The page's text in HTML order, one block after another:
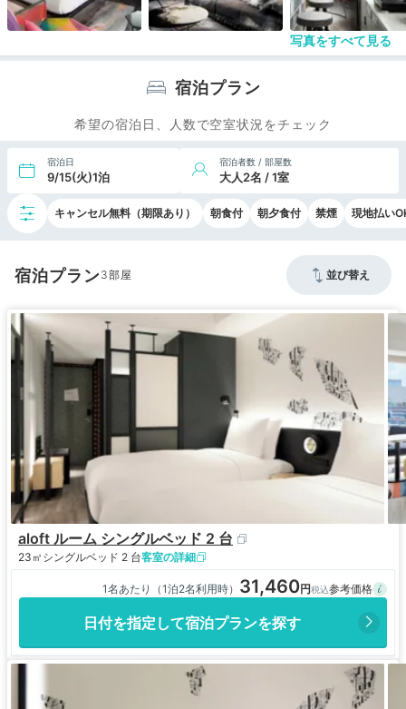
写真をすべて見る
宿泊プラン
希望の宿泊日、人数で空室状況をチェック
宿泊日
9/15(火)1泊
宿泊者数 / 部屋数
大人2名 / 1室
キャンセル無料（期限あり） 朝食付 朝夕食付 禁煙 現地払い
宿泊プラン3 並び替え
aloft ルーム シングルベッド 2 台
23㎡ シングルベッド 2 台客室の詳細
1名あたり（1泊2名利用時） 31,460
日付を指定して宿泊プランを探す